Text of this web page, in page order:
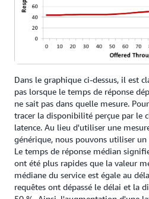
Dans le graphique ci-dessus, il est
pas lorsque le temps de réponse
ne sait pas dans quelle mesure.
tracer la disponibilité perçue par le
latence. Au lieu d'utiliser une
générique, nous pouvons utiliser
Le temps de réponse médian
ont été plus rapides que la valeur
médiane du service est égale au
requêtes ont dépassé le délai et la